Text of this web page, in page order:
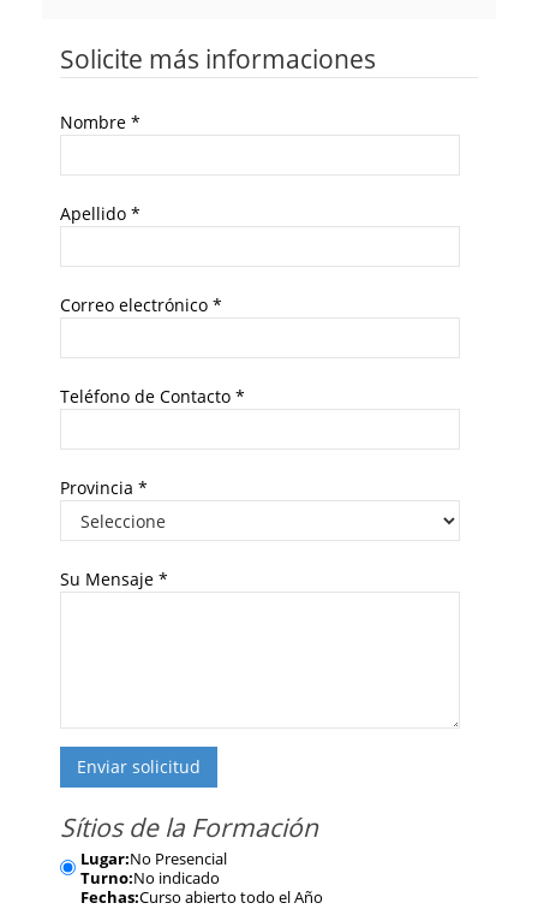
Solicite más informaciones
Nombre *
Apellido *
Correo electrónico *
Teléfono de Contacto *
Provincia *
Su Mensaje *
Enviar solicitud
Sítios de la Formación
Lugar:No Presencial
Turno:No indicado
Fechas:Curso abierto todo el Año